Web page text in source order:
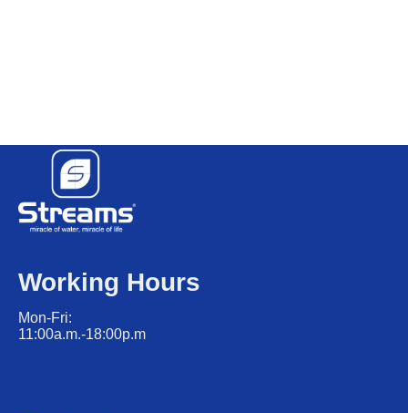
Working Hours
Mon-Fri:
11:00a.m.-18:00p.m